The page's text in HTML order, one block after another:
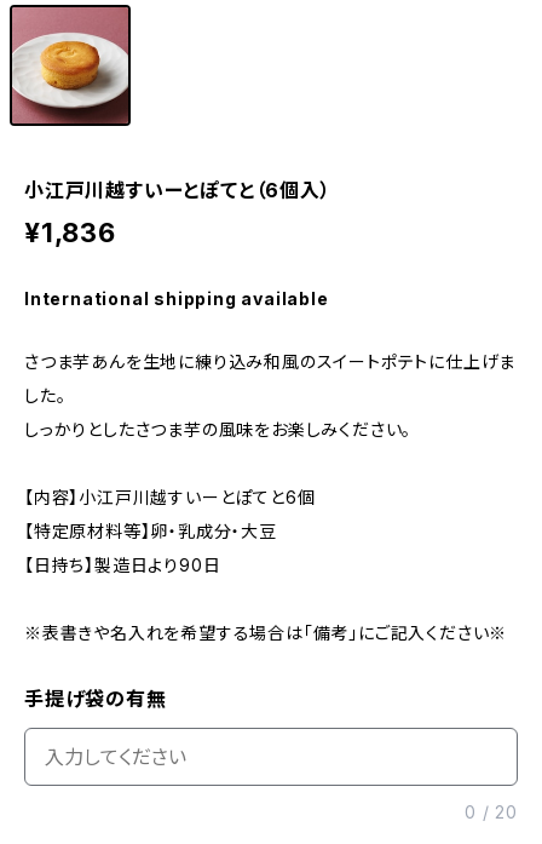
小江戸川越すいーとぽてと（6個入）
¥1,836
International shipping available
さつま芋あんを生地に練り込み和風のスイートポテトに仕上げま
した。
しっかりとしたさつま芋の風味をお楽しみください。
【内容】小江戸川越すいーとぽてと6個
【特定原材料等】卵・乳成分・大豆
【日持ち】製造日より90日
※表書きや名入れを希望する場合は「備考」にご記入ください※
手提げ袋の有無
0 / 20